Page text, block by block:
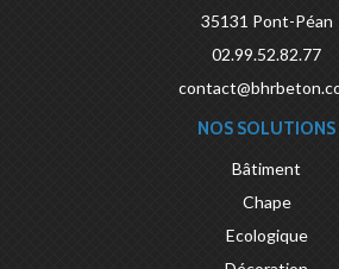
35131 Pont-Péan
02.99.52.82.77
NOS SOLUTIONS
Bâtiment
Chape
Ecologique